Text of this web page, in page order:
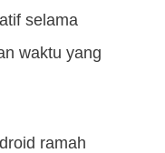
selama
waktu yang
ramah